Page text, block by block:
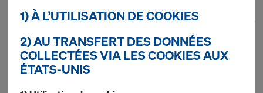
33 produits trouvés
Le plus recherché
Croisillon diagonal
1) À L’UTILISATION DE COOKIES
2) AU TRANSFERT DES DONNÉES
COLLECTÉES VIA LES COOKIES AUX
ÉTATS-UNIS